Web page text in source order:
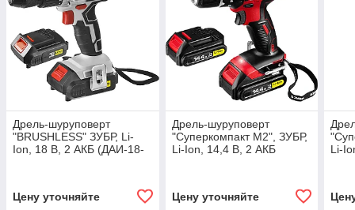
Дрель-шуруповерт
"BRUSHLESS" ЗУБР, Li-
Ion, 18 В, 2 АКБ (ДАИ-18-
Цену уточняйте
Дрель-шуруповерт
"Суперкомпакт М2", ЗУБР,
Li-Ion, 14,4 В, 2 АКБ
Цену уточняйте
Li-